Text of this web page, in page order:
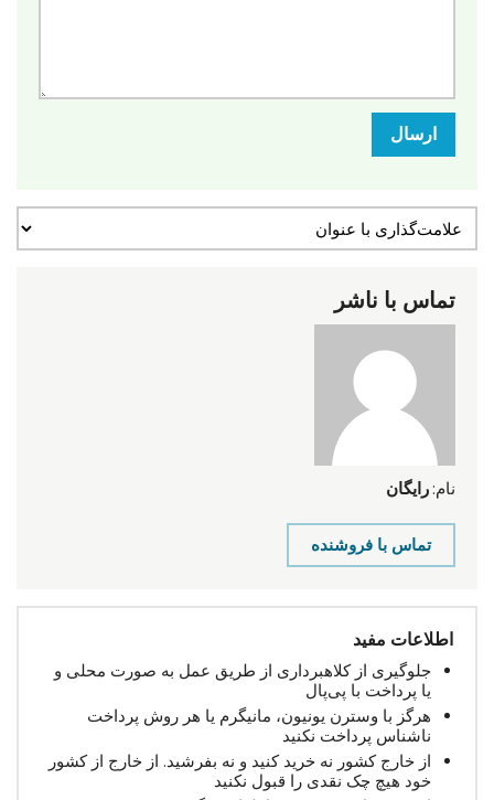
ارسال
تماس با ناشر
نام: رایگان
تماس با فروشنده
اطلاعات مفید
جلوگیری از کلاهبرداری از طریق عمل به صورت محلی و
یا پرداخت با پی‌پال
هرگز با وسترن یونیون، مانیگرم یا هر روش پرداخت
ناشناس پرداخت نکنید
از خارج کشور نه خرید کنید و نه بفرشید. از خارج از کشور
خود هیچ چک نقدی را قبول نکنید